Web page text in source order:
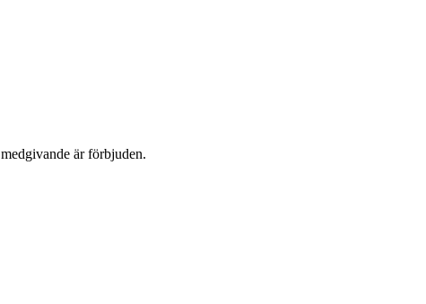
är förbjuden.